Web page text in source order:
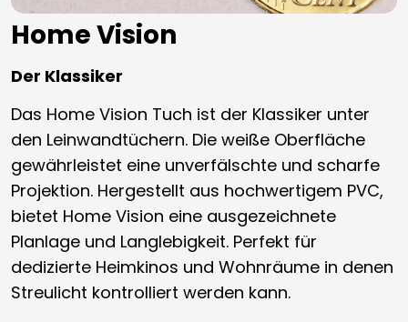
Home Vision
Der Klassiker
Das Home Vision Tuch ist der Klassiker unter
den Leinwandtüchern. Die weiße Oberfläche
gewährleistet eine unverfälschte und scharfe
Projektion. Hergestellt aus hochwertigem PVC,
bietet Home Vision eine ausgezeichnete
Planlage und Langlebigkeit. Perfekt für
dedizierte Heimkinos und Wohnräume in denen
Streulicht kontrolliert werden kann.